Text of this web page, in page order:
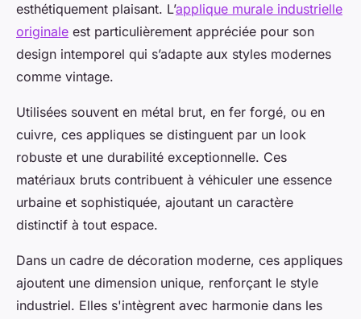
esthétiquement plaisant. L’applique murale industrielle
originale est particulièrement appréciée pour son
design intemporel qui s’adapte aux styles modernes
comme vintage.
Utilisées souvent en métal brut, en fer forgé, ou en
cuivre, ces appliques se distinguent par un look
robuste et une durabilité exceptionnelle. Ces
matériaux bruts contribuent à véhiculer une essence
urbaine et sophistiquée, ajoutant un caractère
distinctif à tout espace.
Dans un cadre de décoration moderne, ces appliques
ajoutent une dimension unique, renforçant le style
industriel. Elles s'intègrent avec harmonie dans les